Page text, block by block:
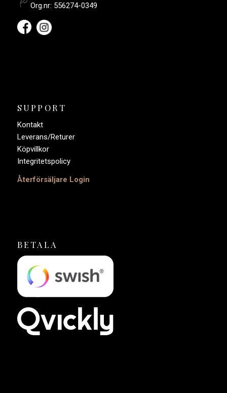
Org.nr: 556274-0349
SUPPORT
Kontakt
Leverans/Returer
Köpvillkor
Integritetspolicy
Återförsäljare Login
BETALA